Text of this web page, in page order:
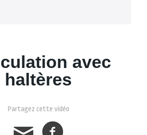
avec
haltères
Partagez cette vidéo